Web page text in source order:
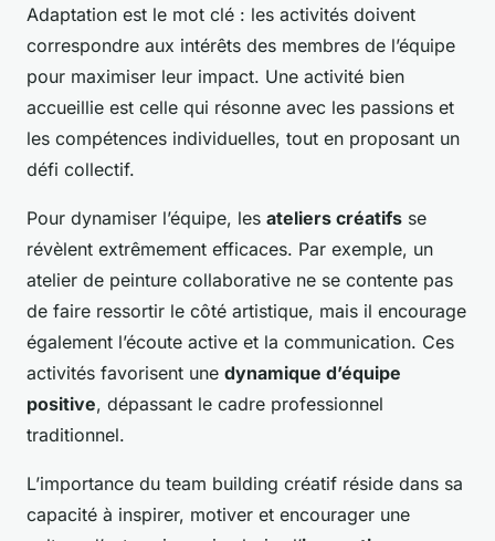
Adaptation est le mot clé : les activités doivent
correspondre aux intérêts des membres de l’équipe
pour maximiser leur impact. Une activité bien
accueillie est celle qui résonne avec les passions et
les compétences individuelles, tout en proposant un
défi collectif.
Pour dynamiser l’équipe, les ateliers créatifs se
révèlent extrêmement efficaces. Par exemple, un
atelier de peinture collaborative ne se contente pas
de faire ressortir le côté artistique, mais il encourage
également l’écoute active et la communication. Ces
activités favorisent une dynamique d’équipe
positive, dépassant le cadre professionnel
traditionnel.
L’importance du team building créatif réside dans sa
capacité à inspirer, motiver et encourager une